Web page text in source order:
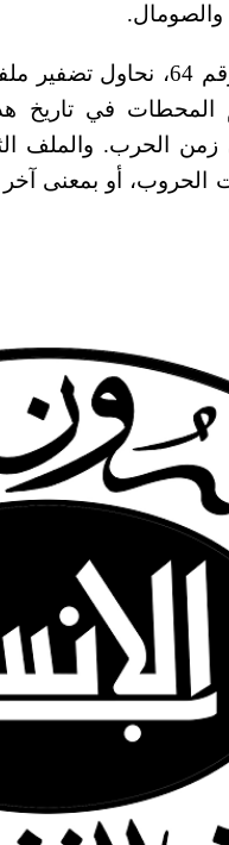
والصومال.
في هذا العدد، الذي يحمل
في تاريخ
الحرب. والملف
الحروب، أو بمعنى